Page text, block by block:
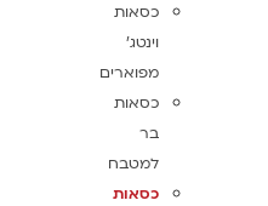
כסאות
וינטג'
מפוארים
כסאות
בר
למטבח
כסאות